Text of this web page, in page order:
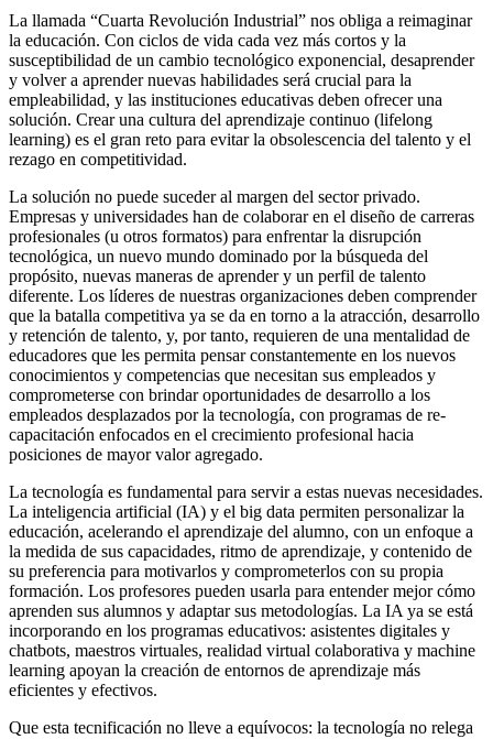
La llamada “Cuarta Revolución Industrial” nos obliga a reimaginar
la educación. Con ciclos de vida cada vez más cortos y la
susceptibilidad de un cambio tecnológico exponencial, desaprender
y volver a aprender nuevas habilidades será crucial para la
empleabilidad, y las instituciones educativas deben ofrecer una
solución. Crear una cultura del aprendizaje continuo (lifelong
learning) es el gran reto para evitar la obsolescencia del talento y el
rezago en competitividad.
La solución no puede suceder al margen del sector privado.
Empresas y universidades han de colaborar en el diseño de carreras
profesionales (u otros formatos) para enfrentar la disrupción
tecnológica, un nuevo mundo dominado por la búsqueda del
propósito, nuevas maneras de aprender y un perfil de talento
diferente. Los líderes de nuestras organizaciones deben comprender
que la batalla competitiva ya se da en torno a la atracción, desarrollo
y retención de talento, y, por tanto, requieren de una mentalidad de
educadores que les permita pensar constantemente en los nuevos
conocimientos y competencias que necesitan sus empleados y
comprometerse con brindar oportunidades de desarrollo a los
empleados desplazados por la tecnología, con programas de re-
capacitación enfocados en el crecimiento profesional hacia
posiciones de mayor valor agregado.
La tecnología es fundamental para servir a estas nuevas necesidades.
La inteligencia artificial (IA) y el big data permiten personalizar la
educación, acelerando el aprendizaje del alumno, con un enfoque a
la medida de sus capacidades, ritmo de aprendizaje, y contenido de
su preferencia para motivarlos y comprometerlos con su propia
formación. Los profesores pueden usarla para entender mejor cómo
aprenden sus alumnos y adaptar sus metodologías. La IA ya se está
incorporando en los programas educativos: asistentes digitales y
chatbots, maestros virtuales, realidad virtual colaborativa y machine
learning apoyan la creación de entornos de aprendizaje más
eficientes y efectivos.
Que esta tecnificación no lleve a equívocos: la tecnología no relega